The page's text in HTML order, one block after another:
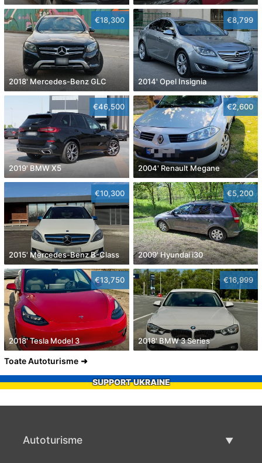
€18,300
2018' Mercedes-Benz GLC
€8,799
2014' Opel Insignia
€46,500
2019' BMW X5
€2,600
2004' Renault Megane
€10,300
2015' Mercedes-Benz B-Class
€5,200
2009' Hyundai i30
€13,750
2018' Tesla Model 3
€16,999
2018' BMW 3 Series
Toate Autoturisme
SUPPORT UKRAINE
Autoturisme